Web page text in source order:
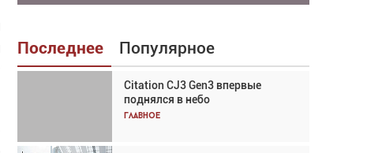
Последнее Популярное
Citation CJ3 Gen3 впервые
поднялся в небо
Главное
Взгляд с высоты: тандем
вертолётов и БПЛА в
спасательных операциях